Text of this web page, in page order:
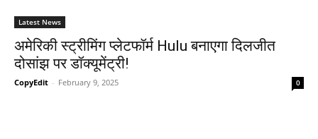
Latest News
अमेरिकी स्ट्रीमिंग प्लेटफॉर्म Hulu बनाएगा दिलजीत
दोसांझ पर डॉक्यूमेंट्री!
CopyEdit - February 9, 2025 0